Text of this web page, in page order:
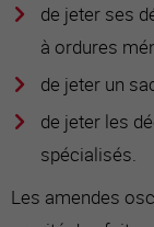
de jeter ses
à ordures
de jeter un
de jeter les
spécialisés.
Les amendes